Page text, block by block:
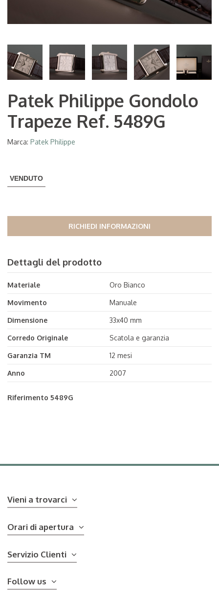
Patek Philippe Gondolo
Trapeze Ref. 5489G
Marca: Patek Philippe
VENDUTO
RICHIEDI INFORMAZIONI
Dettagli del prodotto
Materiale Oro Bianco
Movimento Manuale
Dimensione 33x40 mm
Corredo Originale Scatola e garanzia
Garanzia TM 12 mesi
Anno 2007
Riferimento 5489G
Vieni a trovarci
Orari di apertura
Servizio Clienti
Follow us